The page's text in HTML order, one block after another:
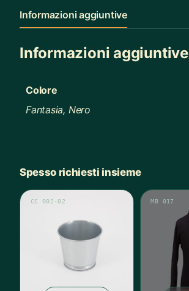
Informazioni aggiuntive
Informazioni aggiuntive
Colore
Fantasia, Nero
Spesso richiesti insieme
CC 002-02 MB 017